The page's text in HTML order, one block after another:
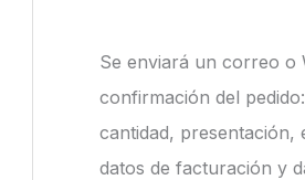
Se enviará un correo o
confirmación del
cantidad, presentación,
datos de facturación y